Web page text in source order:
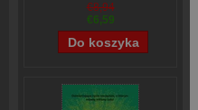
€8,94
€6,59